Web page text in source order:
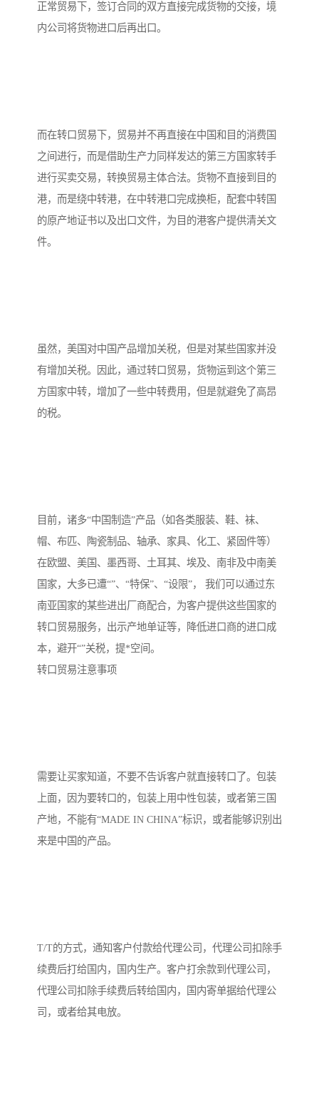
正常贸易下，签订合同的双方直接完成货物的交接，境
内公司将货物进口后再出口。
而在转口贸易下，贸易并不再直接在中国和目的消费国
之间进行，而是借助生产力同样发达的第三方国家转手
进行买卖交易，转换贸易主体合法。货物不直接到目的
港，而是绕中转港，在中转港口完成换柜，配套中转国
的原产地证书以及出口文件，为目的港客户提供清关文
件。
虽然，美国对中国产品增加关税，但是对某些国家并没
有增加关税。因此，通过转口贸易，货物运到这个第三
方国家中转，增加了一些中转费用，但是就避免了高昂
的税。
目前，诸多“中国制造”产品（如各类服装、鞋、袜、
帽、布匹、陶瓷制品、轴承、家具、化工、紧固件等）
在欧盟、美国、墨西哥、土耳其、埃及、南非及中南美
国家，大多已遭“”、“特保”、“设限”， 我们可以通过东
南亚国家的某些进出厂商配合，为客户提供这些国家的
转口贸易服务，出示产地单证等，降低进口商的进口成
本，避开“”关税，提*空间。
转口贸易注意事项
需要让买家知道，不要不告诉客户就直接转口了。包装
上面，因为要转口的，包装上用中性包装，或者第三国
产地，不能有“MADE IN CHINA”标识，或者能够识别出
来是中国的产品。
T/T的方式，通知客户付款给代理公司，代理公司扣除手
续费后打给国内，国内生产。客户打余款到代理公司，
代理公司扣除手续费后转给国内，国内寄单据给代理公
司，或者给其电放。